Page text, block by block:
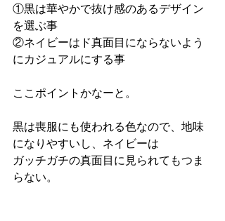
①黒は華やかで抜け感のあるデザイン
を選ぶ事
②ネイビーはド真面目にならないよう
にカジュアルにする事
ここポイントかなーと。
黒は喪服にも使われる色なので、地味
になりやすいし、ネイビーは
ガッチガチの真面目に見られてもつま
らない。